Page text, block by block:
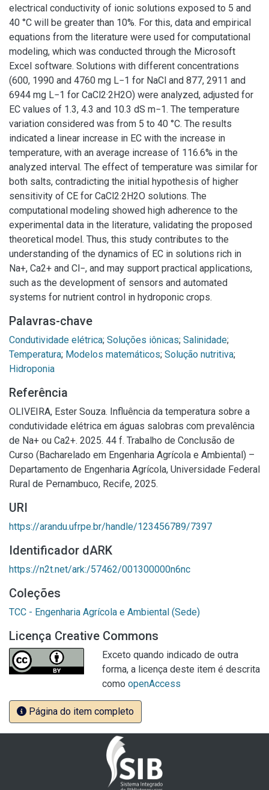
electrical conductivity of ionic solutions exposed to 5 and
40 °C will be greater than 10%. For this, data and empirical
equations from the literature were used for computational
modeling, which was conducted through the Microsoft
Excel software. Solutions with different concentrations
(600, 1990 and 4760 mg L−1 for NaCl and 877, 2911 and
6944 mg L−1 for CaCl2·2H2O) were analyzed, adjusted for
EC values of 1.3, 4.3 and 10.3 dS m−1. The temperature
variation considered was from 5 to 40 °C. The results
indicated a linear increase in EC with the increase in
temperature, with an average increase of 116.6% in the
analyzed interval. The effect of temperature was similar for
both salts, contradicting the initial hypothesis of higher
sensitivity of CE for CaCl2·2H2O solutions. The
computational modeling showed high adherence to the
experimental data in the literature, validating the proposed
theoretical model. Thus, this study contributes to the
understanding of the dynamics of EC in solutions rich in
Na+, Ca2+ and Cl−, and may support practical applications,
such as the development of sensors and automated
systems for nutrient control in hydroponic crops.
Palavras-chave
Condutividade elétrica; Soluções iônicas; Salinidade;
Temperatura; Modelos matemáticos; Solução nutritiva;
Hidroponia
Referência
OLIVEIRA, Ester Souza. Influência da temperatura sobre a
condutividade elétrica em águas salobras com prevalência
de Na+ ou Ca2+. 2025. 44 f. Trabalho de Conclusão de
Curso (Bacharelado em Engenharia Agrícola e Ambiental) –
Departamento de Engenharia Agrícola, Universidade Federal
Rural de Pernambuco, Recife, 2025.
URI
https://arandu.ufrpe.br/handle/123456789/7397
Identificador dARK
https://n2t.net/ark:/57462/001300000n6nc
Coleções
TCC - Engenharia Agrícola e Ambiental (Sede)
Licença Creative Commons
Exceto quando indicado de outra
forma, a licença deste item é descrita
como openAccess
Página do item completo